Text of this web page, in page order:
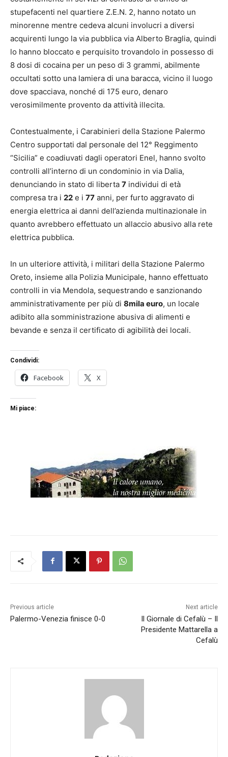
stupefacenti nel quartiere Z.E.N. 2, hanno notato un
minorenne mentre cedeva alcuni involucri a diversi
acquirenti lungo la via pubblica via Alberto Braglia, quindi
lo hanno bloccato e perquisito trovandolo in possesso di
8 dosi di cocaina per un peso di 3 grammi, abilmente
occultati sotto una lamiera di una baracca, vicino il luogo
dove spacciava, nonché di 175 euro, denaro
verosimilmente provento da attività illecita.
Contestualmente, i Carabinieri della Stazione Palermo
Centro supportati dal personale del 12° Reggimento
“Sicilia” e coadiuvati dagli operatori Enel, hanno svolto
controlli all’interno di un condominio in via Dalia,
denunciando in stato di liberta 7 individui di età
compresa tra i 22 e i 77 anni, per furto aggravato di
energia elettrica ai danni dell’azienda multinazionale in
quanto avrebbero effettuato un allaccio abusivo alla rete
elettrica pubblica.
In un ulteriore attività, i militari della Stazione Palermo
Oreto, insieme alla Polizia Municipale, hanno effettuato
controlli in via Mendola, sequestrando e sanzionando
amministrativamente per più di 8mila euro, un locale
adibito alla somministrazione abusiva di alimenti e
bevande e senza il certificato di agibilità dei locali.
Condividi:
Facebook X
Mi piace:
Previous article
Palermo-Venezia finisce 0-0
Next article
Il Giornale di Cefalù – Il
Presidente Mattarella a
Cefalù